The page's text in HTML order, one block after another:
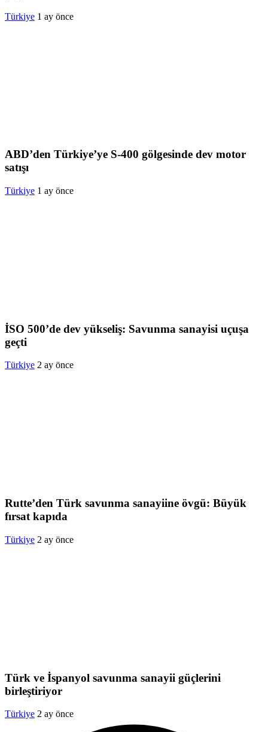
Türkiye 1 ay önce
ABD’den Türkiye’ye S-400 gölgesinde dev motor
satışı
Türkiye 1 ay önce
İSO 500’de dev yükseliş: Savunma sanayisi uçuşa
geçti
Türkiye 2 ay önce
Rutte’den Türk savunma sanayiine övgü: Büyük
fırsat kapıda
Türkiye 2 ay önce
Türk ve İspanyol savunma sanayii güçlerini
birleştiriyor
Türkiye 2 ay önce